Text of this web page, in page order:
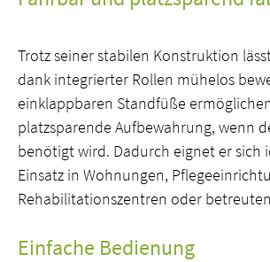
Trotz seiner stabilen Konstruktion
dank integrierter Rollen mühelos
einklappbaren Standfüße
platzsparende Aufbewahrung, wenn
benötigt wird. Dadurch eignet er sich
Einsatz in Wohnungen,
Rehabilitationszentren oder
Einfache Bedienung